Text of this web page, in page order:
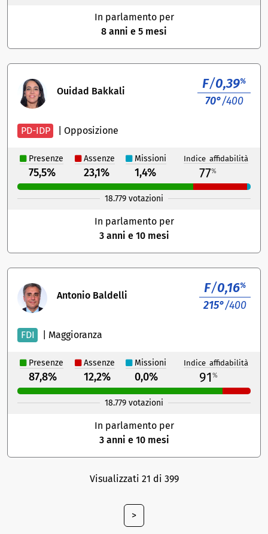
In parlamento per
8 anni e 5 mesi
Ouidad Bakkali F/0,39%
70°/400
PD-IDP |Opposizione
Presenze Assenze Missioni Indice affidabilità
75,5% 23,1% 1,4% 77%
18.779 votazioni
In parlamento per
3 anni e 10 mesi
Antonio Baldelli F/0,16%
215°/400
FDI Maggioranza
Presenze Assenze Missioni Indice affidabilità
87,8% 12,2% 0,0% 91%
18.779 votazioni
In parlamento per
3 anni e 10 mesi
Visualizzati 21 di 399
>